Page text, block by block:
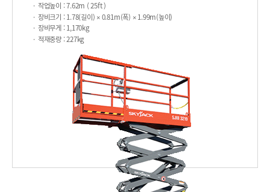
작업높이 : 7.62m ( 25ft )
장비크기 : 1.78(길이) × 0.81m(폭) × 1.99m(높이)
장비무게: 1,170kg
적재중량: 227kg